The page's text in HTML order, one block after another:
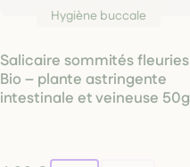
Hygiène buccale
Salicaire sommités fleuries
Bio – plante astringente
intestinale et veineuse 50g